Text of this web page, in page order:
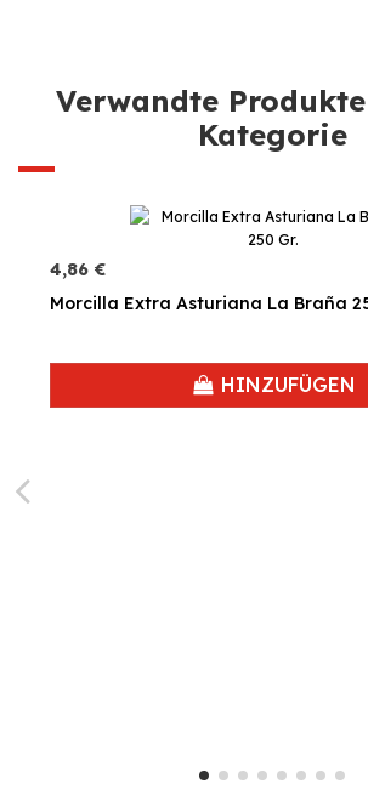
Verwandte
Kategorie
4,86 €
Morcilla Extra Asturiana La Braña
HINZUFÜGEN